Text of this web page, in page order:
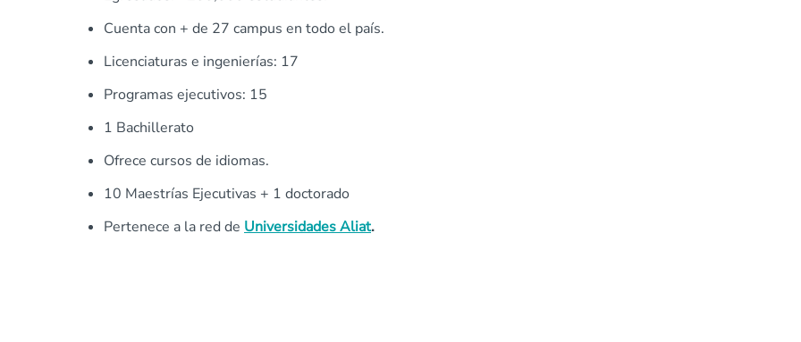
Cuenta con + de 27 campus en todo el país.
Licenciaturas e ingenierías: 17
Programas ejecutivos: 15
1 Bachillerato
Ofrece cursos de idiomas.
10 Maestrías Ejecutivas + 1 doctorado
Pertenece a la red de Universidades Aliat.